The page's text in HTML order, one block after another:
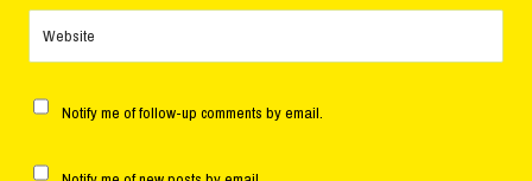
Website
Notify me of follow-up comments by email.